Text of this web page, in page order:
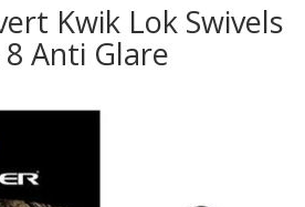
Kwik Lok Swivels
8 Anti Glare